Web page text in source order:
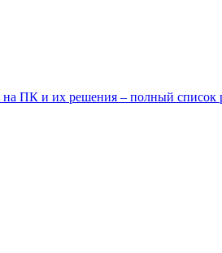
на ПК и их решения – полный